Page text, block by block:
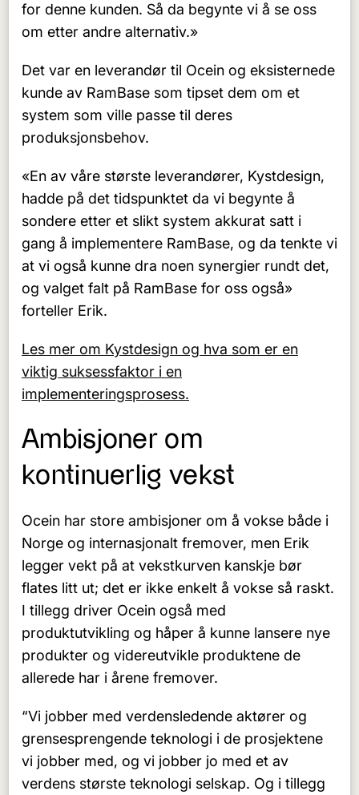
for denne kunden. Så da begynte vi å se oss
om etter andre alternativ.»
Det var en leverandør til Ocein og eksisternede
kunde av RamBase som tipset dem om et
system som ville passe til deres
produksjonsbehov.
«En av våre største leverandører, Kystdesign,
hadde på det tidspunktet da vi begynte å
sondere etter et slikt system akkurat satt i
gang å implementere RamBase, og da tenkte vi
at vi også kunne dra noen synergier rundt det,
og valget falt på RamBase for oss også»
forteller Erik.
Les mer om Kystdesign og hva som er en
viktig suksessfaktor i en
implementeringsprosess.
Ambisjoner om
kontinuerlig vekst
Ocein har store ambisjoner om å vokse både i
Norge og internasjonalt fremover, men Erik
legger vekt på at vekstkurven kanskje bør
flates litt ut; det er ikke enkelt å vokse så raskt.
I tillegg driver Ocein også med
produktutvikling og håper å kunne lansere nye
produkter og videreutvikle produktene de
allerede har i årene fremover.
“Vi jobber med verdensledende aktører og
grensesprengende teknologi i de prosjektene
vi jobber med, og vi jobber jo med et av
verdens største teknologi selskap. Og i tillegg